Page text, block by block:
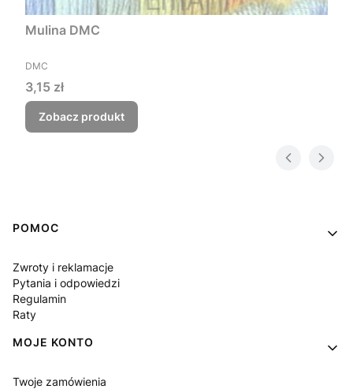
Mulina DMC
PRODUCENT
DMC
Cena
3,15 zł
Zobacz produkt
Linki w stopce
POMOC
Zwroty i reklamacje
Pytania i odpowiedzi
Regulamin
Raty
MOJE KONTO
Twoje zamówienia